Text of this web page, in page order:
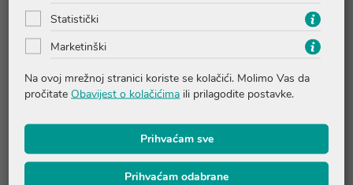
Statistički
Marketinški
Na ovoj mrežnoj stranici koriste se kolačići. Molimo Vas da
pročitate Obavijest o kolačićima ili prilagodite postavke.
Prihvaćam sve
Prihvaćam odabrane